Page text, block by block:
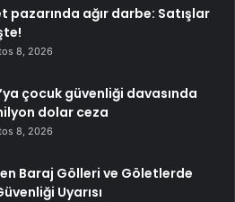
pazarında ağır darbe: Satışlar
8, 2026
çocuk güvenliği davasında
dolar ceza
8, 2026
Baraj Gölleri ve Göletlerde
Uyarısı